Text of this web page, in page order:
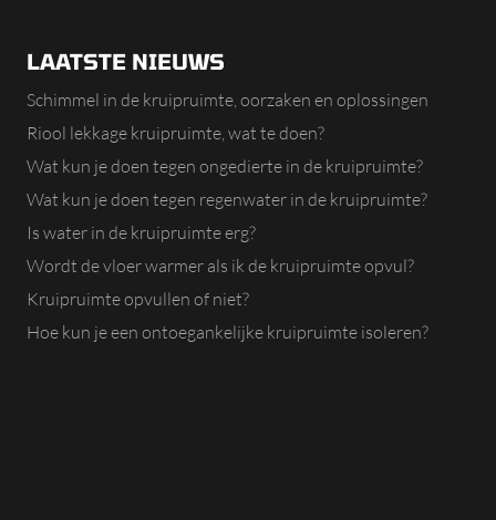
LAATSTE NIEUWS
Schimmel in de kruipruimte, oorzaken en oplossingen
Riool lekkage kruipruimte, wat te doen?
Wat kun je doen tegen ongedierte in de kruipruimte?
Wat kun je doen tegen regenwater in de kruipruimte?
Is water in de kruipruimte erg?
Wordt de vloer warmer als ik de kruipruimte opvul?
Kruipruimte opvullen of niet?
Hoe kun je een ontoegankelijke kruipruimte isoleren?